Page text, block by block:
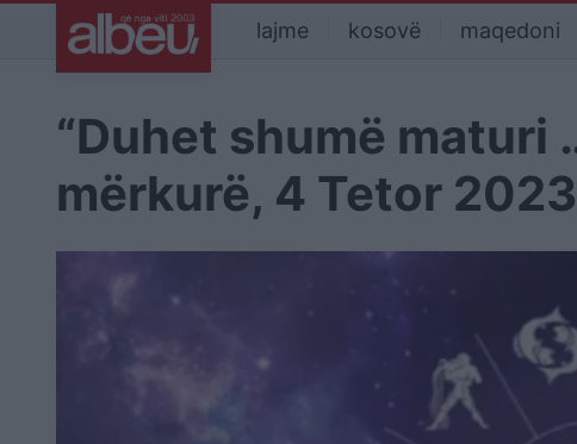
lajme kosovë maqedoni
“Duhet shumë maturi
mërkurë, 4 Tetor 2023